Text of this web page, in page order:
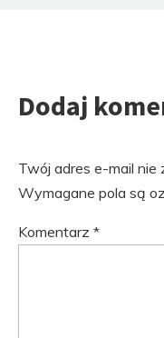
Dodaj
Twój adres e-mail nie
Wymagane pola są
Komentarz *